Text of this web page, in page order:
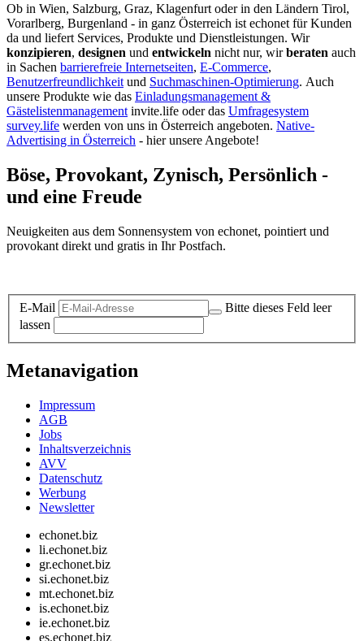
Ob in Wien, Salzburg, Graz, Klagenfurt oder in den Ländern Tirol,
Vorarlberg, Burgenland - in ganz Österreich ist echonet für Kunden
da und liefert Services, Produkte und Dienstleistungen. Wir
konzipieren, designen und entwickeln nicht nur, wirberaten auch
in Sachen barrierefreie Internetseiten, E-Commerce,
Benutzerfreundlichkeit und Suchmaschinen-Optimierung. Auch
unsere Produkte wie das Einladungsmanagement &
Gästelistenmanagement invite.life oder das Umfragesystem
survey.life werden von uns in Österreich angeboten. Native-
Advertising in Österreich - hier unsere Angebote!
Böse, Provokant, Zynisch, Persönlich -
und eine Freude
Neuigkeiten aus dem Sonnensystem von echonet, pointiert und
provokant direkt und gratis in Ihr Postfach.
E-Mail
Bitte dieses Feld leer
lassen
Metanavigation
Impressum
AGB
Jobs
Inhaltsverzeichnis
AVV
Datenschutz
Werbung
Newsletter
echonet.biz
li.echonet.biz
gr.echonet.biz
si.echonet.biz
mt.echonet.biz
is.echonet.biz
ie.echonet.biz
es.echonet.biz